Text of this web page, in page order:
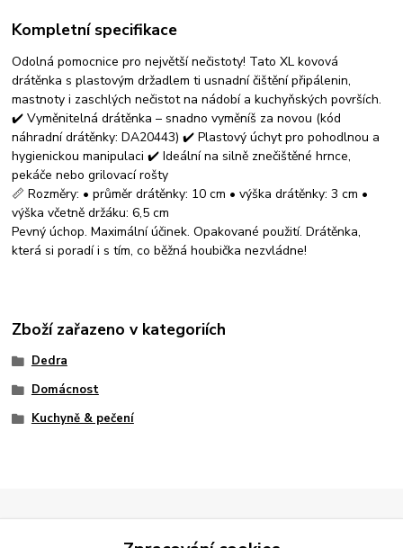
Kompletní specifikace
Odolná pomocnice pro největší nečistoty! Tato XL kovová
drátěnka s plastovým držadlem ti usnadní čištění připálenin,
mastnoty i zaschlých nečistot na nádobí a kuchyňských površích.
✔️ Vyměnitelná drátěnka – snadno vyměníš za novou (kód
náhradní drátěnky: DA20443) ✔️ Plastový úchyt pro pohodlnou a
hygienickou manipulaci ✔️ Ideální na silně znečištěné hrnce,
pekáče nebo grilovací rošty
📏 Rozměry: • průměr drátěnky: 10 cm • výška drátěnky: 3 cm •
výška včetně držáku: 6,5 cm
Pevný úchop. Maximální účinek. Opakované použití. Drátěnka,
která si poradí i s tím, co běžná houbička nezvládne!
Zboží zařazeno v kategoriích
Dedra
Domácnost
Kuchyně & pečení